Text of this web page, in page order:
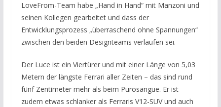
LoveFrom-Team habe „Hand in Hand“ mit Manzoni und
seinen Kollegen gearbeitet und dass der
Entwicklungsprozess „überraschend ohne Spannungen“
zwischen den beiden Designteams verlaufen sei.
Der Luce ist ein Viertürer und mit einer Länge von 5,03
Metern der längste Ferrari aller Zeiten – das sind rund
fünf Zentimeter mehr als beim Purosangue. Er ist
zudem etwas schlanker als Ferraris V12-SUV und auch